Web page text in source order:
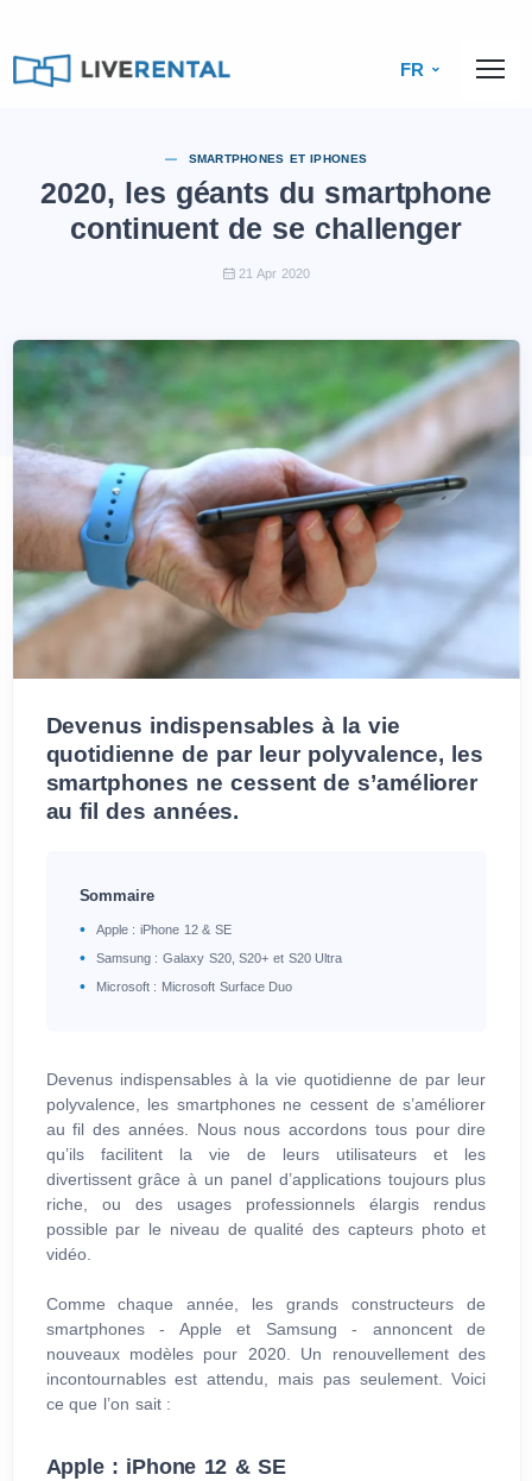
FR
SMARTPHONES ET IPHONES
2020, les géants du smartphone
continuent de se challenger
21 Apr 2020
Devenus indispensables à la vie
quotidienne de par leur polyvalence, les
smartphones ne cessent de s’améliorer
au fil des années.
Sommaire
Apple : iPhone 12 & SE
Samsung : Galaxy S20, S20+ et S20 Ultra
Microsoft : Microsoft Surface Duo
Devenus indispensables à la vie quotidienne de par leur
polyvalence, les smartphones ne cessent de s’améliorer
au fil des années. Nous nous accordons tous pour dire
qu’ils facilitent la vie de leurs utilisateurs et les
divertissent grâce à un panel d’applications toujours plus
riche, ou des usages professionnels élargis rendus
possible par le niveau de qualité des capteurs photo et
vidéo.
Comme chaque année, les grands constructeurs de
smartphones - Apple et Samsung - annoncent de
nouveaux modèles pour 2020. Un renouvellement des
incontournables est attendu, mais pas seulement. Voici
ce que l’on sait :
Apple : iPhone 12 & SE